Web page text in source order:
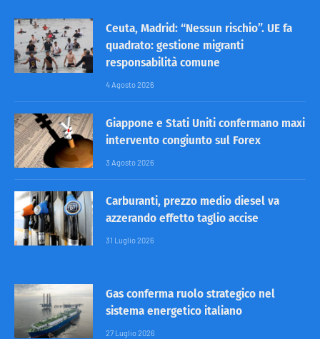
Ceuta, Madrid: “Nessun rischio”. UE fa
quadrato: gestione migranti
responsabilità comune
4 Agosto 2026
Giappone e Stati Uniti confermano maxi
intervento congiunto sul Forex
3 Agosto 2026
Carburanti, prezzo medio diesel va
azzerando effetto taglio accise
31 Luglio 2026
Gas conferma ruolo strategico nel
sistema energetico italiano
27 Luglio 2026